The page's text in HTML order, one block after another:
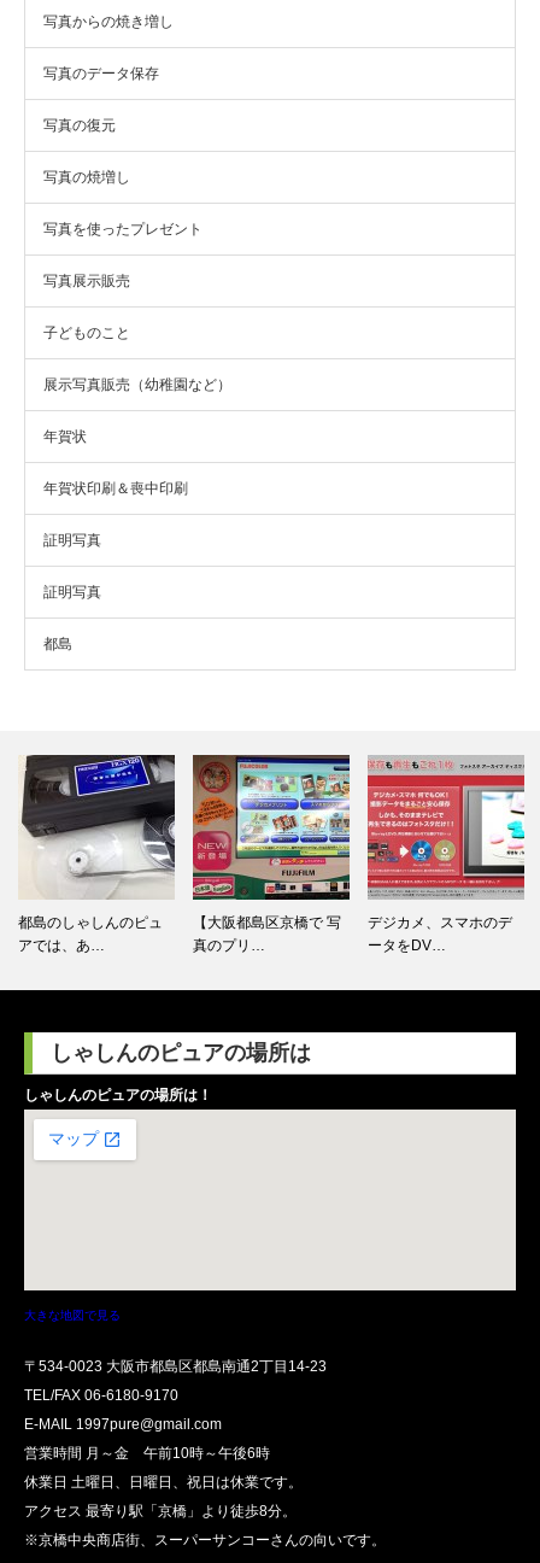
写真からの焼き増し
写真のデータ保存
写真の復元
写真の焼増し
写真を使ったプレゼント
写真展示販売
子どものこと
展示写真販売（幼稚園など）
年賀状
年賀状印刷＆喪中印刷
証明写真
証明写真
都島
【大阪都島区京橋で 写
真のプリ…
デジカメ、スマホのデ
ータをDV…
【イヤーアルバム注文
のコツ】 …
しゃしんのピュアの場所は
しゃしんのピュアの場所は！
大きな地図で見る
〒534-0023 大阪市都島区都島南通2丁目14-23
TEL/FAX 06-6180-9170
E-MAIL 1997pure@gmail.com
営業時間 月～金 午前10時～午後6時
休業日 土曜日、日曜日、祝日は休業です。
アクセス 最寄り駅「京橋」より徒歩8分。
※京橋中央商店街、スーパーサンコーさんの向いです。